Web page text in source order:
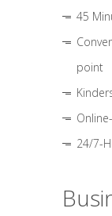
45
point
24/7-